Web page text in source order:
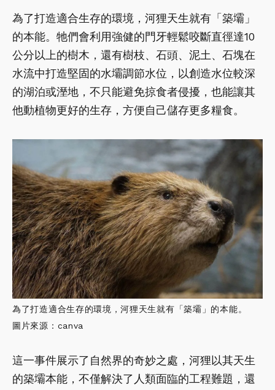
為了打造適合生存的環境，河狸天生就有「築壩」
的本能。牠們會利用強健的門牙輕鬆咬斷直徑達10
公分以上的樹木，還有樹枝、石頭、泥土、石塊在
水流中打造堅固的水壩調節水位，以創造水位較深
的湖泊或溼地，不只能避免掠食者侵擾，也能讓其
他動植物更好的生存，方便自己儲存更多糧食。
為了打造適合生存的環境，河狸天生就有「築壩」的本能。
圖片來源：canva
這一事件展示了自然界的奇妙之處，河狸以其天生
的築壩本能，不僅解決了人類面臨的工程難題，還